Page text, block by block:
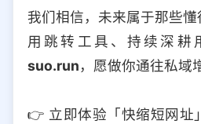
我们相信，未来属于那些
用跳转工具、持续深耕
suo.run，愿做你通往私域
👉 立即体验「快缩短网址